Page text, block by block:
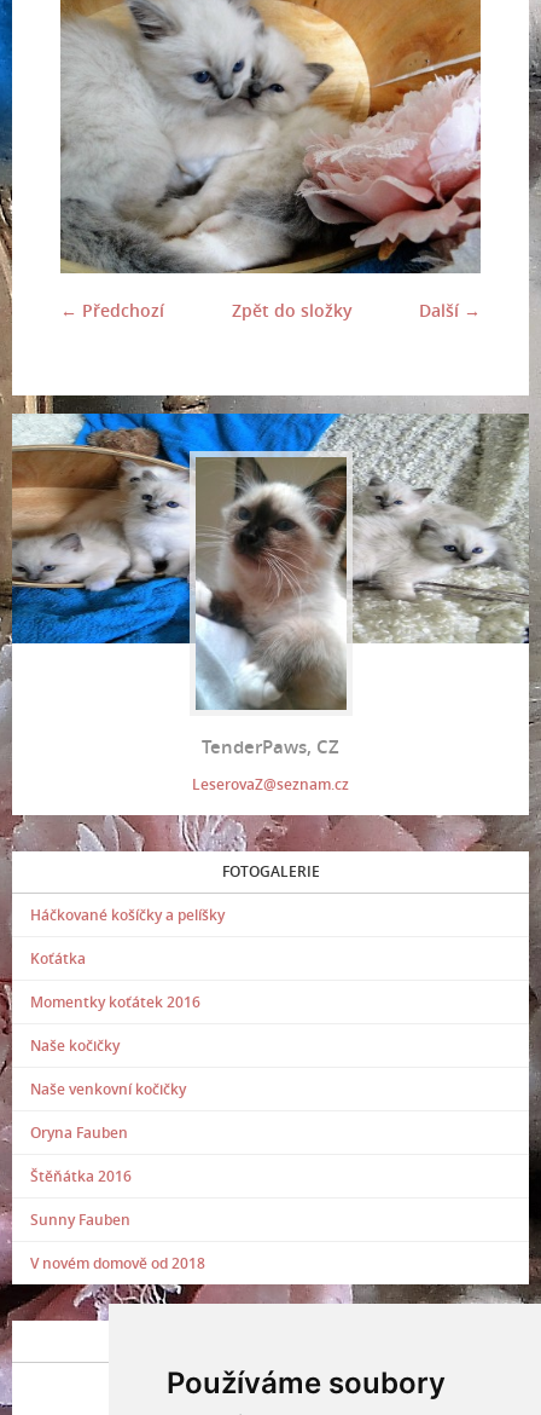
Používáme soubory
← Předchozí Další →
Zpět do složky
TenderPaws, CZ
LeserovaZ@seznam.cz
FOTOGALERIE
Háčkované košíčky a pelíšky
Koťátka
Momentky koťátek 2016
Naše kočičky
Naše venkovní kočičky
Oryna Fauben
Štěňátka 2016
Sunny Fauben
V novém domově od 2018